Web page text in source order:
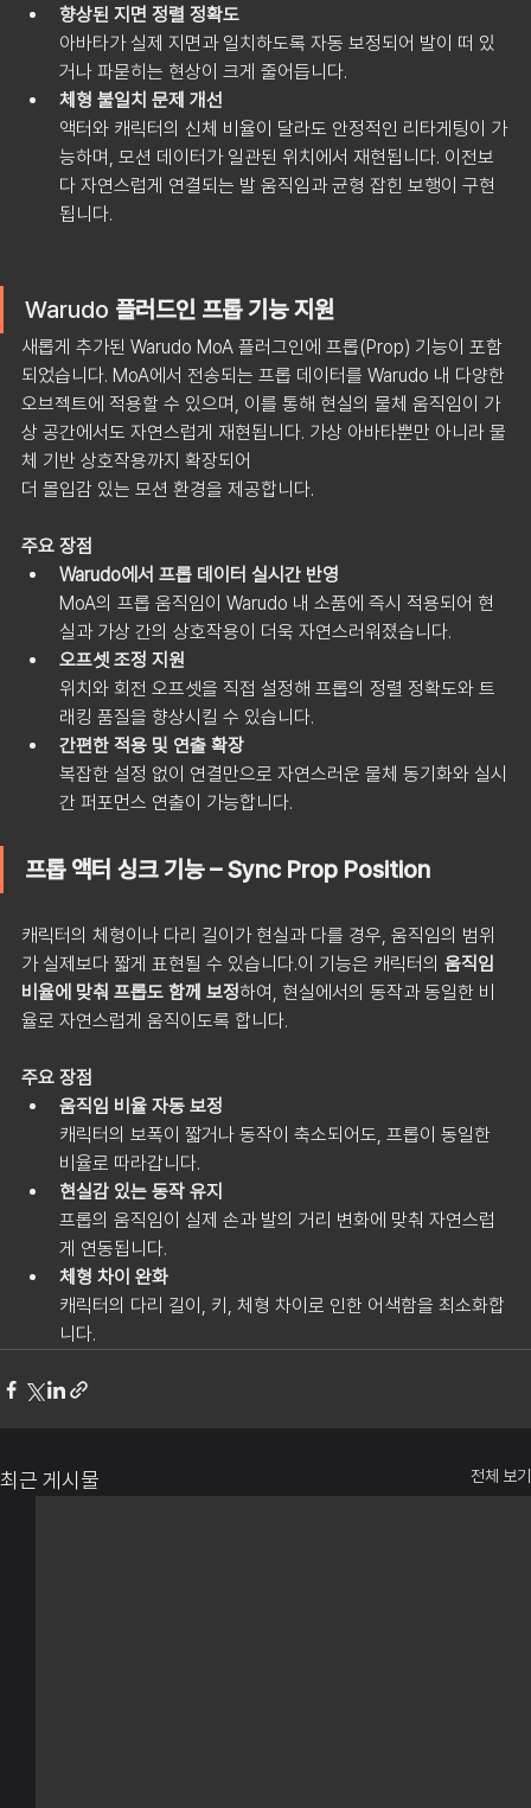
향상된 지면 정렬 정확도
아바타가 실제 지면과 일치하도록 자동 보정되어 발이 떠 있
거나 파묻히는 현상이 크게 줄어듭니다.
체형 불일치 문제 개선
액터와 캐릭터의 신체 비율이 달라도 안정적인 리타게팅이 가
능하며, 모션 데이터가 일관된 위치에서 재현됩니다. 이전보
다 자연스럽게 연결되는 발 움직임과 균형 잡힌 보행이 구현
됩니다.
Warudo 플러드인 프롭 기능 지원
새롭게 추가된 Warudo MoA 플러그인에 프롭(Prop) 기능이 포함
되었습니다. MoA에서 전송되는 프롭 데이터를 Warudo 내 다양한
오브젝트에 적용할 수 있으며, 이를 통해 현실의 물체 움직임이 가
상 공간에서도 자연스럽게 재현됩니다. 가상 아바타뿐만 아니라 물
체 기반 상호작용까지 확장되어
더 몰입감 있는 모션 환경을 제공합니다.
주요 장점
Warudo에서 프롭 데이터 실시간 반영
MoA의 프롭 움직임이 Warudo 내 소품에 즉시 적용되어 현
실과 가상 간의 상호작용이 더욱 자연스러워졌습니다.
오프셋 조정 지원
위치와 회전 오프셋을 직접 설정해 프롭의 정렬 정확도와 트
래킹 품질을 향상시킬 수 있습니다.
간편한 적용 및 연출 확장
복잡한 설정 없이 연결만으로 자연스러운 물체 동기화와 실시
간 퍼포먼스 연출이 가능합니다.
프롭 액터 싱크 기능 – Sync Prop Position
캐릭터의 체형이나 다리 길이가 현실과 다를 경우, 움직임의 범위
가 실제보다 짧게 표현될 수 있습니다.이 기능은 캐릭터의 움직임
비율에 맞춰 프롭도 함께 보정하여, 현실에서의 동작과 동일한 비
율로 자연스럽게 움직이도록 합니다.
주요 장점
움직임 비율 자동 보정
캐릭터의 보폭이 짧거나 동작이 축소되어도, 프롭이 동일한
비율로 따라갑니다.
현실감 있는 동작 유지
프롭의 움직임이 실제 손과 발의 거리 변화에 맞춰 자연스럽
게 연동됩니다.
체형 차이 완화
캐릭터의 다리 길이, 키, 체형 차이로 인한 어색함을 최소화합
니다.
최근 게시물 전체 보기